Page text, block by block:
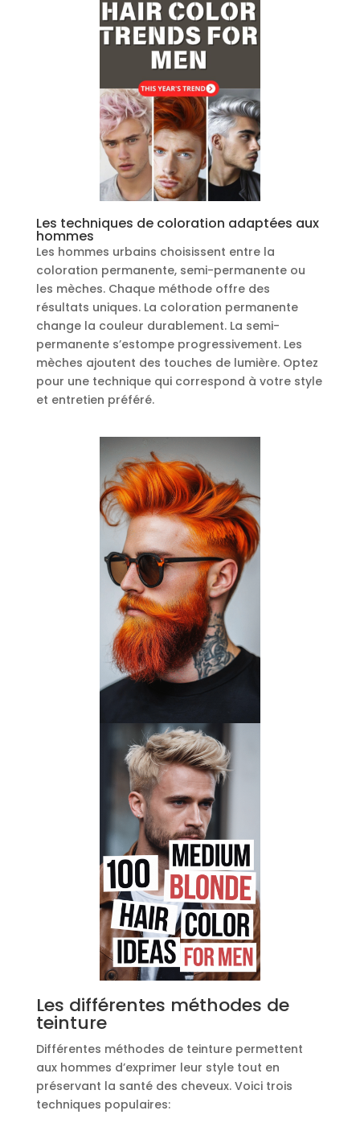
Les techniques de coloration adaptées aux
hommes
Les hommes urbains choisissent entre la
coloration permanente, semi-permanente ou
les mèches. Chaque méthode offre des
résultats uniques. La coloration permanente
change la couleur durablement. La semi-
permanente s’estompe progressivement. Les
mèches ajoutent des touches de lumière. Optez
pour une technique qui correspond à votre style
et entretien préféré.
Les différentes méthodes de
teinture
Différentes méthodes de teinture permettent
aux hommes d’exprimer leur style tout en
préservant la santé des cheveux. Voici trois
techniques populaires: